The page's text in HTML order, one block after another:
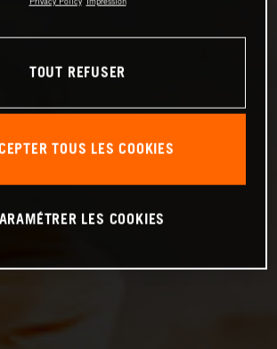
TOUT REFUSER
TOUS LES COOKIES
LES COOKIES